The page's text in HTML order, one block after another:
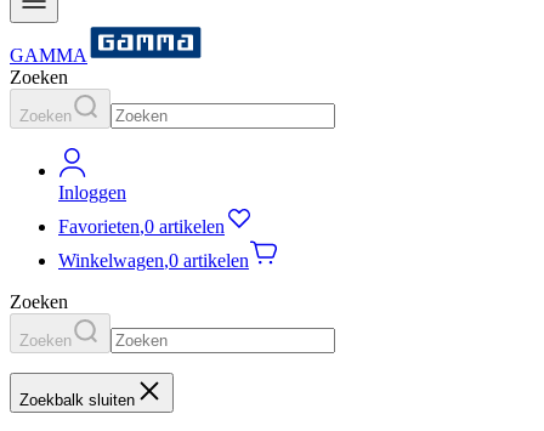
GAMMA
Zoeken
Zoeken
Inloggen
Favorieten,0 artikelen
Winkelwagen,0 artikelen
Zoeken
Zoeken
Zoekbalk sluiten